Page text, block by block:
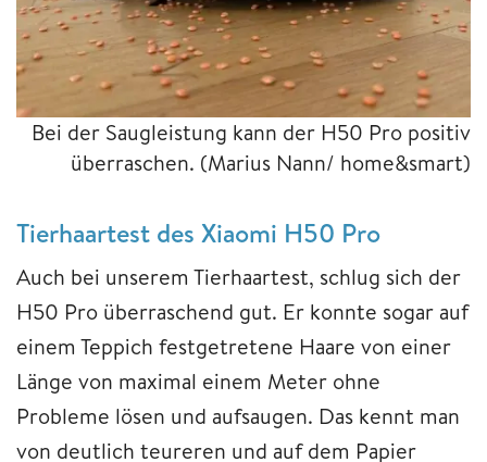
Bei der Saugleistung kann der H50 Pro positiv
überraschen. (Marius Nann/ home&smart)
Tierhaartest des Xiaomi H50 Pro
Auch bei unserem Tierhaartest, schlug sich der
H50 Pro überraschend gut. Er konnte sogar auf
einem Teppich festgetretene Haare von einer
Länge von maximal einem Meter ohne
Probleme lösen und aufsaugen. Das kennt man
von deutlich teureren und auf dem Papier